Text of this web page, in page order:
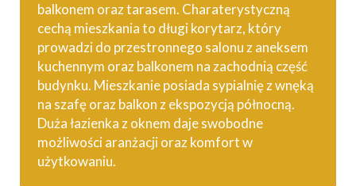
balkonem oraz tarasem. Charaterystyczną
cechą mieszkania to długi korytarz, który
prowadzi do przestronnego salonu z aneksem
kuchennym oraz balkonem na zachodnią część
budynku. Mieszkanie posiada sypialnię z wnęką
na szafę oraz balkon z ekspozycją północną.
Duża łazienka z oknem daje swobodne
możliwości aranżacji oraz komfort w
użytkowaniu.